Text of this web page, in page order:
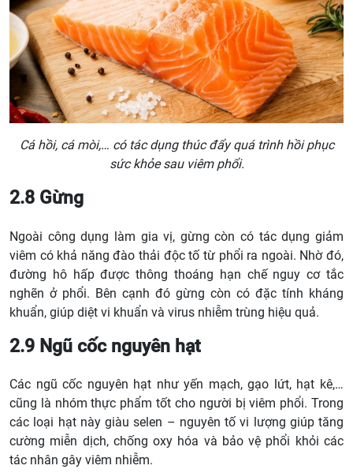
Cá hồi, cá mòi,… có tác dụng thúc đẩy quá trình hồi phục
sức khỏe sau viêm phổi.
2.8 Gừng
Ngoài công dụng làm gia vị, gừng còn có tác dụng giảm
viêm có khả năng đào thải độc tố từ phổi ra ngoài. Nhờ đó,
đường hô hấp được thông thoáng hạn chế nguy cơ tắc
nghẽn ở phổi. Bên cạnh đó gừng còn có đặc tính kháng
khuẩn, giúp diệt vi khuẩn và virus nhiễm trùng hiệu quả.
2.9 Ngũ cốc nguyên hạt
Các ngũ cốc nguyên hạt như yến mạch, gạo lứt, hạt kê,…
cũng là nhóm thực phẩm tốt cho người bị viêm phổi. Trong
các loại hạt này giàu selen – nguyên tố vi lượng giúp tăng
cường miễn dịch, chống oxy hóa và bảo vệ phổi khỏi các
tác nhân gây viêm nhiễm.